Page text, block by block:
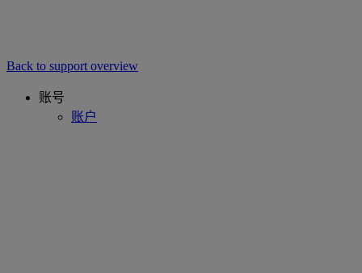
Back to support overview
账号
账户